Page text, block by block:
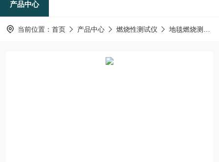
产品中心
当前位置： 首页 产品中心 燃烧性测试仪 地毯燃烧测试仪